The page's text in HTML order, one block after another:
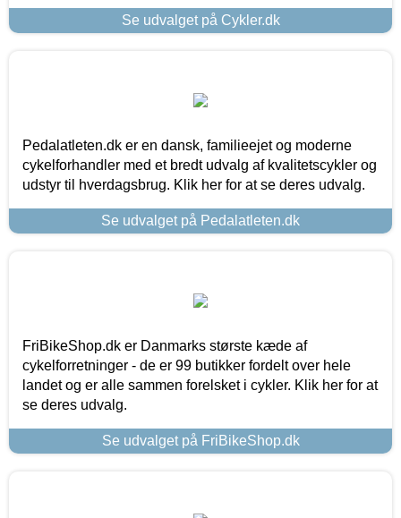
Se udvalget på Cykler.dk
Pedalatleten.dk er en dansk, familieejet og moderne
cykelforhandler med et bredt udvalg af kvalitetscykler og
udstyr til hverdagsbrug. Klik her for at se deres udvalg.
Se udvalget på Pedalatleten.dk
FriBikeShop.dk er Danmarks største kæde af
cykelforretninger - de er 99 butikker fordelt over hele
landet og er alle sammen forelsket i cykler. Klik her for at
se deres udvalg.
Se udvalget på FriBikeShop.dk